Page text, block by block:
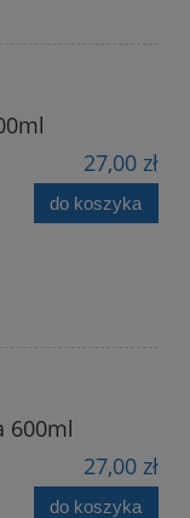
27,00 zł
do koszyka
600ml
27,00 zł
do koszyka